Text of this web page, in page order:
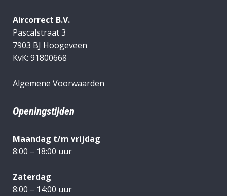
Aircorrect B.V.
Pascalstraat 3
7903 BJ Hoogeveen
KvK: 91800668
Algemene Voorwaarden
Openingstijden
Maandag t/m vrijdag
8:00 – 18:00 uur
Zaterdag
8:00 – 14:00 uur